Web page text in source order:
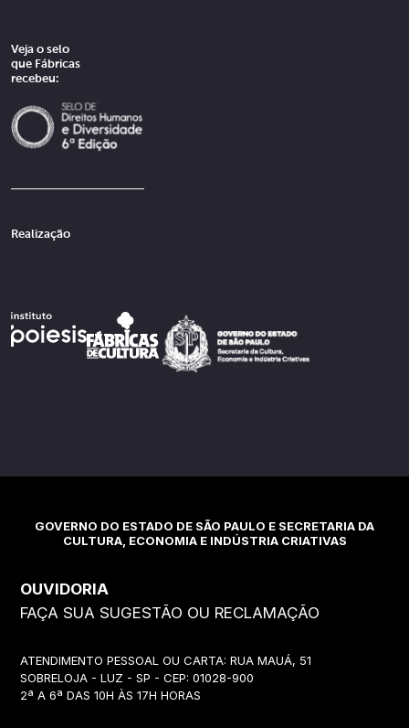
Veja o selo
que Fábricas
recebeu:
Realização
GOVERNO DO ESTADO DE SÃO PAULO E SECRETARIA DA
CULTURA, ECONOMIA E INDÚSTRIA CRIATIVAS
OUVIDORIA
FAÇA SUA SUGESTÃO OU RECLAMAÇÃO
ATENDIMENTO PESSOAL OU CARTA: RUA MAUÁ, 51
SOBRELOJA - LUZ - SP - CEP: 01028-900
2ª A 6ª DAS 10H ÀS 17H HORAS